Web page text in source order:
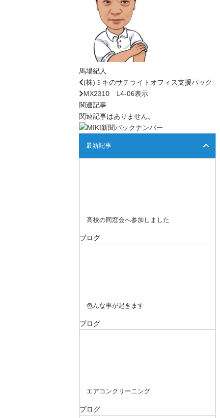
馬場紀人
(株)ミキのサテライトオフィス支援パック
MX2310 L4-06表示
関連記事
関連記事はありません。
最新記事
高校の同窓会へ参加しました
ブログ
色んな事が起きます
ブログ
エアコンクリーニング
ブログ